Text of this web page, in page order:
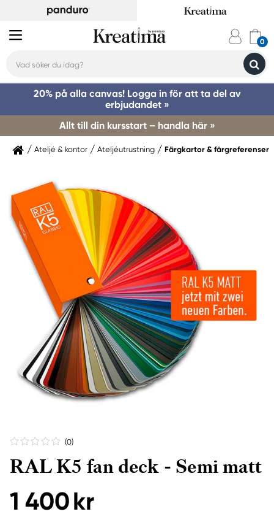
20% på alla canvas! Logga in för att ta del av
erbjudandet »
Allt till din kursstart – handla här »
Ateljé & kontor Ateljéutrustning Färgkartor & färgreferenser
(0)
RAL K5 fan deck - Semi matt
1 400 kr